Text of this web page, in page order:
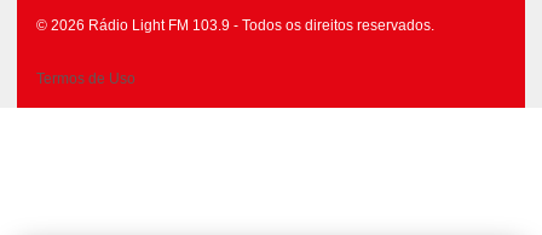
© 2026 Rádio Light FM 103.9 - Todos os direitos reservados.
Termos de Uso